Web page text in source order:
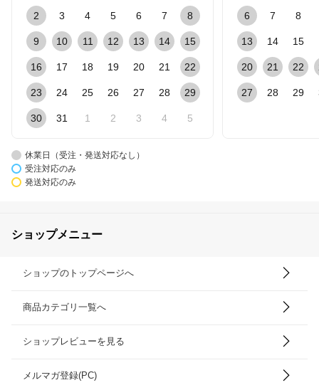
2 3 4 5 6 7 8
9 10 11 12 13 14 15
16 17 18 19 20 21 22
23 24 25 26 27 28 29
30 31 1 2 3 4 5
6 7 8
13 14 15
20 21 22
27 28 29
休業日（受注・発送対応なし）
受注対応のみ
発送対応のみ
ショップメニュー
ショップのトップページへ
商品カテゴリ一覧へ
ショップレビューを見る
メルマガ登録(PC)